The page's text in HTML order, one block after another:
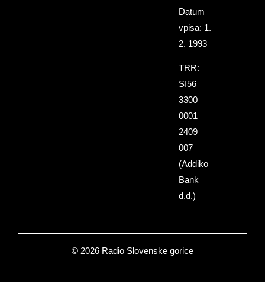
Datum
vpisa: 1.
2. 1993
TRR:
SI56
3300
0001
2409
007
(Addiko
Bank
d.d.)
© 2026 Radio Slovenske gorice